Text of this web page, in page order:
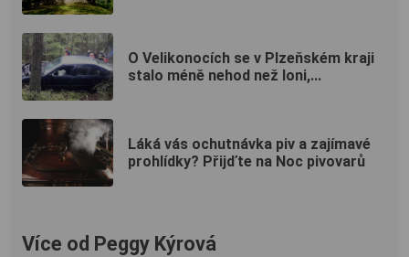
O Velikonocích se v Plzeňském kraji
stalo méně nehod než loni,...
Láká vás ochutnávka piv a zajímavé
prohlídky? Přijďte na Noc pivovarů
Více od Peggy Kýrová